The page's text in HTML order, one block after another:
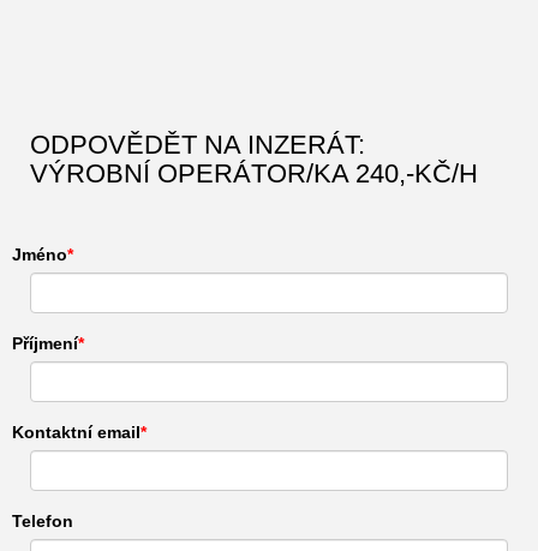
ODPOVĚDĚT NA INZERÁT:
VÝROBNÍ OPERÁTOR/KA 240,-KČ/H
Jméno
Příjmení
Kontaktní email
Telefon